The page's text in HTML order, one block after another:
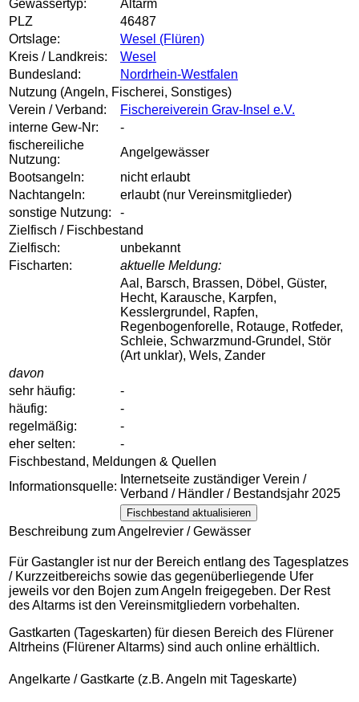
Gewässertyp:
Altarm
PLZ
46487
Ortslage:
Wesel (Flüren)
Kreis / Landkreis:
Wesel
Bundesland:
Nordrhein-Westfalen
Nutzung (Angeln, Fischerei, Sonstiges)
Verein / Verband:
Fischereiverein Grav-Insel e.V.
interne Gew-Nr:
-
fischereiliche
Nutzung:
Angelgewässer
Bootsangeln:
nicht erlaubt
Nachtangeln:
erlaubt (nur Vereinsmitglieder)
sonstige Nutzung:
-
Zielfisch / Fischbestand
Zielfisch:
unbekannt
Fischarten:
aktuelle Meldung:
Aal, Barsch, Brassen, Döbel, Güster,
Hecht, Karausche, Karpfen,
Kesslergrundel, Rapfen,
Regenbogenforelle, Rotauge, Rotfeder,
Schleie, Schwarzmund-Grundel, Stör
(Art unklar), Wels, Zander
davon
sehr häufig:
-
häufig:
-
regelmäßig:
-
eher selten:
-
Fischbestand, Meldungen & Quellen
Informationsquelle:
Internetseite zuständiger Verein /
Verband / Händler / Bestandsjahr 2025
Fischbestand aktualisieren
Beschreibung zum Angelrevier / Gewässer
Für Gastangler ist nur der Bereich entlang des Tagesplatzes
/ Kurzzeitbereichs sowie das gegenüberliegende Ufer
jeweils vor den Bojen zum Angeln freigegeben. Der Rest
des Altarms ist den Vereinsmitgliedern vorbehalten.
Gastkarten (Tageskarten) für diesen Bereich des Flürener
Altrheins (Flürener Altarms) sind auch online erhältlich.
Angelkarte / Gastkarte (z.B. Angeln mit Tageskarte)